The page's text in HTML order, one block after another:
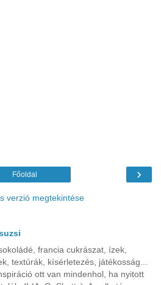
›
Főoldal
verzió megtekintése
francia cukrászat, ízek,
textúrák, kísérletezés, játékosság...
ott van mindenhol, ha nyitott